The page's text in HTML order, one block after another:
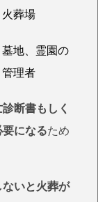
火葬場
墓地、霊園の
管理者
断書もしく
になるため
いと火葬が